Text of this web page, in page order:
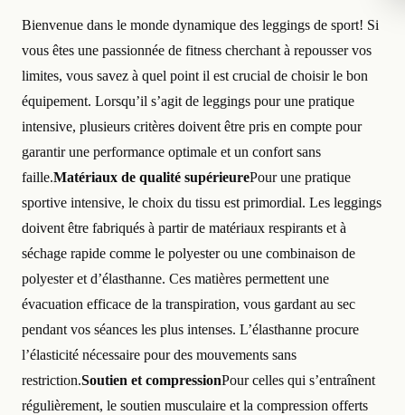
Bienvenue dans le monde dynamique des leggings de sport! Si
vous êtes une passionnée de fitness cherchant à repousser vos
limites, vous savez à quel point il est crucial de choisir le bon
équipement. Lorsqu’il s’agit de leggings pour une pratique
intensive, plusieurs critères doivent être pris en compte pour
garantir une performance optimale et un confort sans
faille.Matériaux de qualité supérieurePour une pratique
sportive intensive, le choix du tissu est primordial. Les leggings
doivent être fabriqués à partir de matériaux respirants et à
séchage rapide comme le polyester ou une combinaison de
polyester et d’élasthanne. Ces matières permettent une
évacuation efficace de la transpiration, vous gardant au sec
pendant vos séances les plus intenses. L’élasthanne procure
l’élasticité nécessaire pour des mouvements sans
restriction.Soutien et compressionPour celles qui s’entraînent
régulièrement, le soutien musculaire et la compression offerts